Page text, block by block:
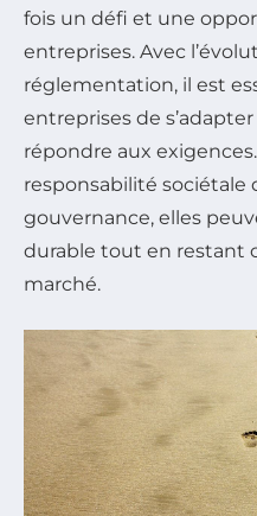
fois un défi et une
entreprises. Avec
réglementation, il est
entreprises de
répondre aux
responsabilité sociétale
gouvernance, elles
durable tout en restant
marché.